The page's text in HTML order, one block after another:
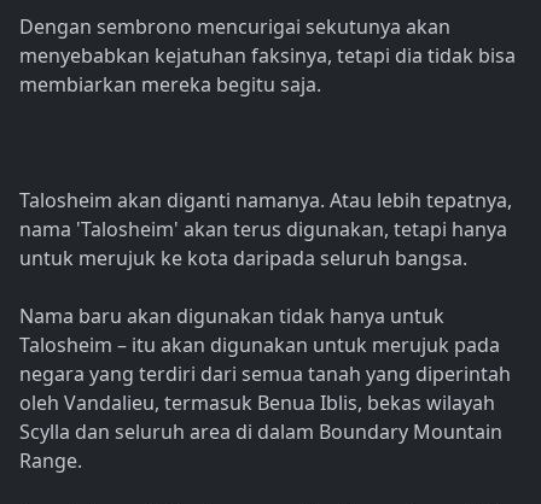
Dengan sembrono mencurigai sekutunya akan
menyebabkan kejatuhan faksinya, tetapi dia tidak bisa
membiarkan mereka begitu saja.
Talosheim akan diganti namanya. Atau lebih tepatnya,
nama 'Talosheim' akan terus digunakan, tetapi hanya
untuk merujuk ke kota daripada seluruh bangsa.
Nama baru akan digunakan tidak hanya untuk
Talosheim – itu akan digunakan untuk merujuk pada
negara yang terdiri dari semua tanah yang diperintah
oleh Vandalieu, termasuk Benua Iblis, bekas wilayah
Scylla dan seluruh area di dalam Boundary Mountain
Range.